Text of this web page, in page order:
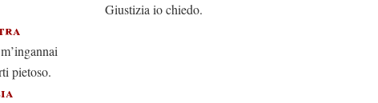
io chiedo.
pietoso.